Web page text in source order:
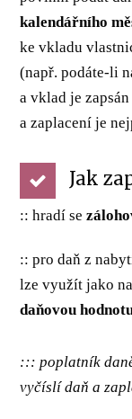
kalendářního
ke vkladu
(např. podáte-li
a vklad je
a zaplacení je
Jak
:: hradí se
:: pro daň z
lze využít jako
daňovou
::: poplatník
vyčíslí daň a